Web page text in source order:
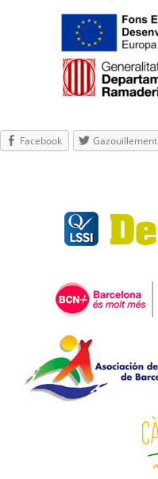
Facebook Gazouillement